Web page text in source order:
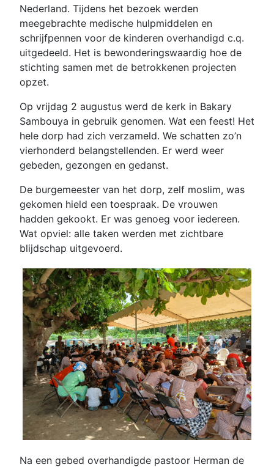
Nederland. Tijdens het bezoek werden
meegebrachte medische hulpmiddelen en
schrijfpennen voor de kinderen overhandigd c.q.
uitgedeeld. Het is bewonderingswaardig hoe de
stichting samen met de betrokkenen projecten
opzet.
Op vrijdag 2 augustus werd de kerk in Bakary
Sambouya in gebruik genomen. Wat een feest! Het
hele dorp had zich verzameld. We schatten zo’n
vierhonderd belangstellenden. Er werd weer
gebeden, gezongen en gedanst.
De burgemeester van het dorp, zelf moslim, was
gekomen hield een toespraak. De vrouwen
hadden gekookt. Er was genoeg voor iedereen.
Wat opviel: alle taken werden met zichtbare
blijdschap uitgevoerd.
Na een gebed overhandigde pastoor Herman de